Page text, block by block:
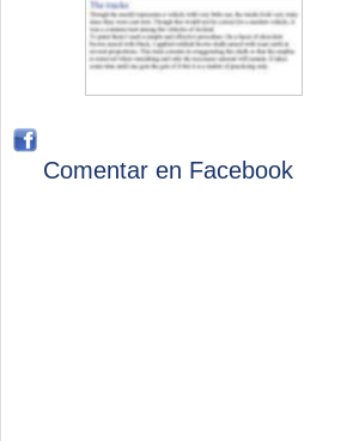
Comentar en Facebook